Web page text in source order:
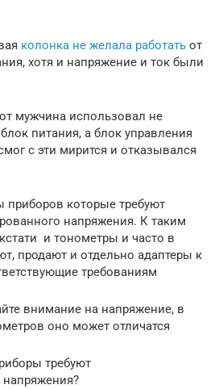
колонка не желала работать от
хотя и напряжение и ток были
мужчина использовал не
питания, а блок управления
с эти мирится и отказывался
приборов которые требуют
напряжения. К таким
и тонометры и часто в
продают и отдельно адаптеры к
требованиям
внимание на напряжение, в
оно может отличатся
требуют
напряжения?